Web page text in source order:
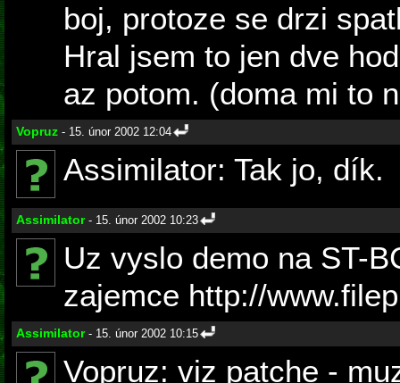
boj, protoze se drzi
Hral jsem to jen dve
az potom. (doma mi to
Vopruz - 15. únor 2002 12:04
Assimilator: Tak jo, dík.
Assimilator- 15. únor 2002 10:23
Uz vyslo demo na ST-
zajemce http://
Assimilator- 15. únor 2002 10:15
Vopruz: viz patche -